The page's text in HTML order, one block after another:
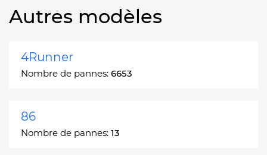
Autres modèles
4Runner
Nombre de pannes: 6653
86
Nombre de pannes: 13